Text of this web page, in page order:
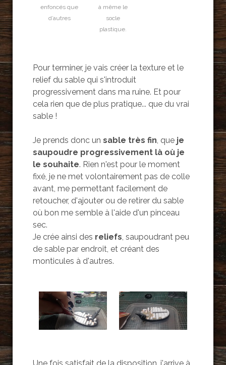
enfoncés que
d’autres
à même le
socle
plastique.
Pour terminer, je vais créer la texture et le
relief du sable qui s'introduit
progressivement dans ma ruine. Et pour
cela rien que de plus pratique... que du vrai
sable !
Je prends donc un sable très fin , que je
saupoudre progressivement là où je
le souhaite. Rien n'est pour le moment
fixé, je ne met volontairement pas de colle
avant, me permettant facilement de
retoucher, d'ajouter ou de retirer du sable
où bon me semble à l'aide d'un pinceau
sec.
Je crée ainsi des reliefs , saupoudrant peu
de sable par endroit, et créant des
monticules à d'autres.